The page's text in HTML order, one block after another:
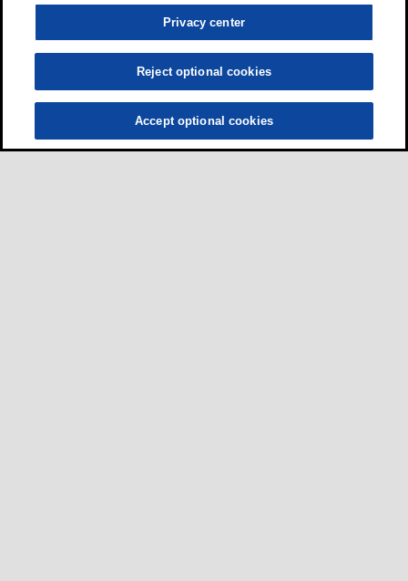
Privacy center
Reject optional cookies
Accept optional cookies